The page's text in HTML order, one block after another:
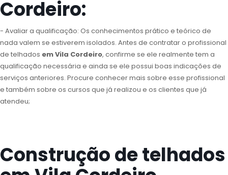
Cordeiro:
- Avaliar a qualificação: Os conhecimentos prático e teórico de
nada valem se estiverem isolados. Antes de contratar o profissional
de telhados em Vila Cordeiro, confirme se ele realmente tem a
qualificação necessária e ainda se ele possui boas indicações de
serviços anteriores. Procure conhecer mais sobre esse profissional
e também sobre os cursos que já realizou e os clientes que já
atendeu;
Construção de telhados